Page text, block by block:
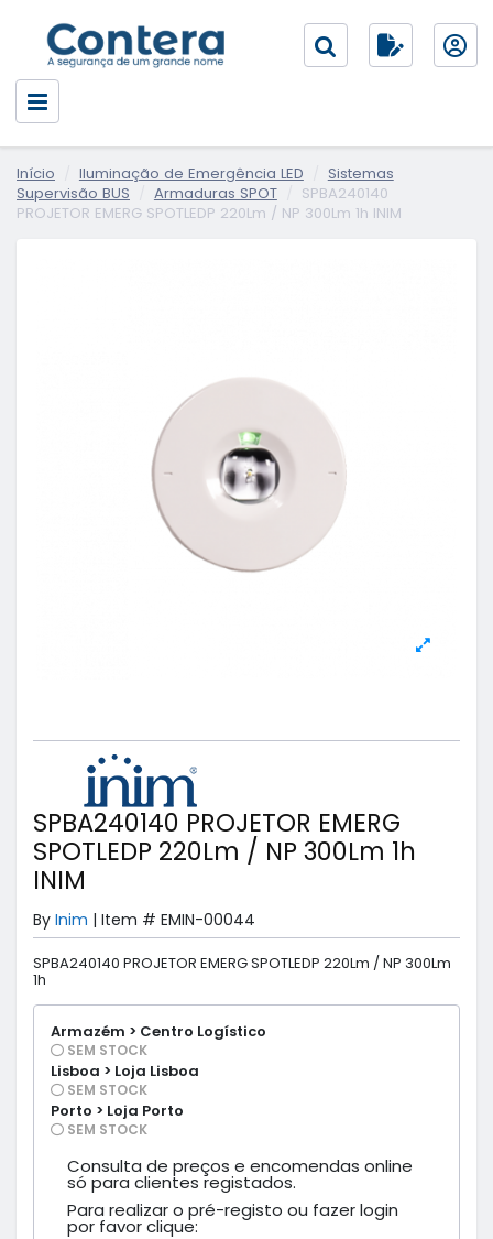
Início Iluminação de Emergência LED
Sistemas
Supervisão BUS
Armaduras SPOT
SPBA240140
PROJETOR EMERG SPOTLEDP 220Lm / NP 300Lm 1h INIM
SPBA240140 PROJETOR EMERG
SPOTLEDP 220Lm / NP 300Lm 1h
INIM
By Inim | Item # EMIN-00044
SPBA240140 PROJETOR EMERG SPOTLEDP 220Lm / NP 300Lm
1h
Armazém > Centro Logístico
SEM STOCK
Lisboa > Loja Lisboa
SEM STOCK
Porto > Loja Porto
SEM STOCK
Consulta de preços e encomendas online
só para clientes registados.
Para realizar o pré-registo ou fazer login
por favor clique: